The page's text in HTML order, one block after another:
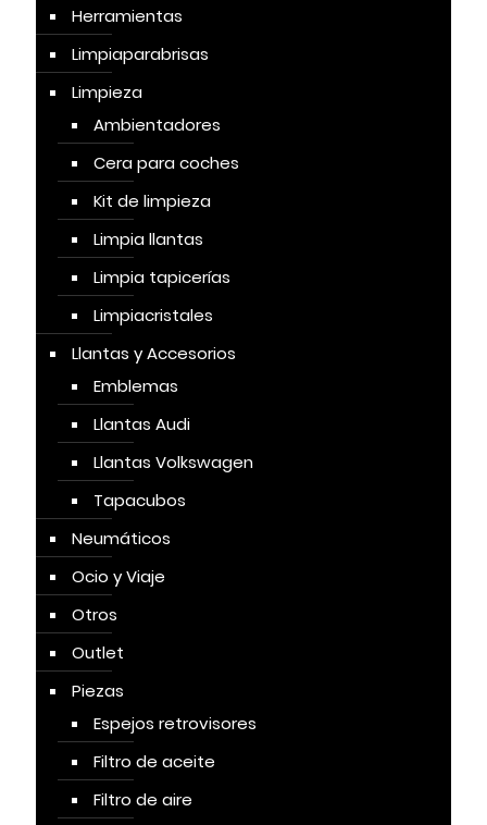
Herramientas
Limpiaparabrisas
Limpieza
Ambientadores
Cera para coches
Kit de limpieza
Limpia llantas
Limpia tapicerías
Limpiacristales
Llantas y Accesorios
Emblemas
Llantas Audi
Llantas Volkswagen
Tapacubos
Neumáticos
Ocio y Viaje
Otros
Outlet
Piezas
Espejos retrovisores
Filtro de aceite
Filtro de aire